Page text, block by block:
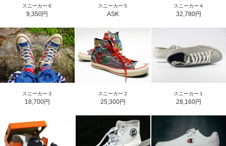
スニーカー６
9,350円
スニーカー５
ASK
スニーカー４
32,780円
スニーカー３
18,700円
スニーカー２
25,300円
スニーカー１
28,160円